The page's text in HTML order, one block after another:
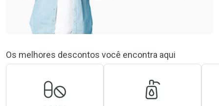
Os melhores descontos você encontra aqui